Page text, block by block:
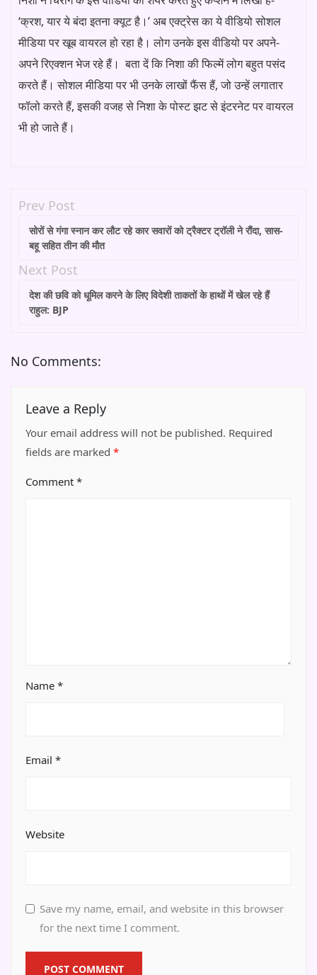
‘क्रश, यार ये बंदा इतना क्यूट है।’ अब एक्ट्रेस का ये वीडियो सोशल
मीडिया पर खूब वायरल हो रहा है। लोग उनके इस वीडियो पर अपने-
अपने रिएक्शन भेज रहे हैं। बता दें कि निशा की फिल्में लोग बहुत पसंद
करते हैं। सोशल मीडिया पर भी उनके लाखों फैंस हैं, जो उन्हें लगातार
फॉलो करते हैं, इसकी वजह से निशा के पोस्ट झट से इंटरनेट पर वायरल
भी हो जाते हैं।
Prev Post
सोरों से गंगा स्नान कर लौट रहे कार सवारों को ट्रैक्टर ट्रॉली ने रौंदा, सास-
बहू सहित तीन की मौत
Next Post
देश की छवि को धूमिल करने के लिए विदेशी ताकतों के हाथों में खेल रहे हैं
राहुल: BJP
No Comments:
Leave a Reply
Your email address will not be published. Required
fields are marked *
Comment *
Name *
Email *
Website
Save my name, email, and website in this browser
for the next time I comment.